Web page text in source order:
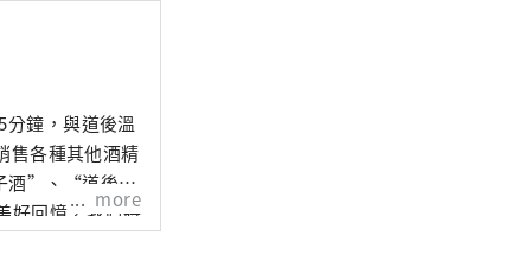
鐘，與道後溫
各種其他酒精
酒”、“道後燒
好回憶，我們將
more